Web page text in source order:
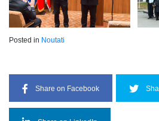
Posted in Noutati
Share on Facebook